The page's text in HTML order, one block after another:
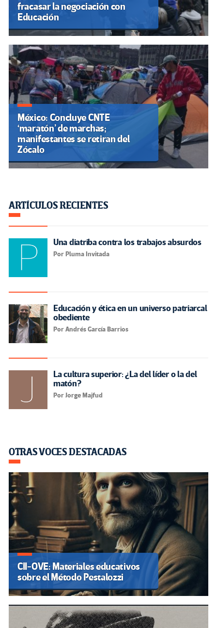
fracasar la negociación con
Educación
México: Concluye CNTE
‘maratón’ de marchas;
manifestantes se retiran del
Zócalo
ARTÍCULOS RECIENTES
Una diatriba contra los trabajos absurdos
Por Pluma Invitada
Educación y ética en un universo patriarcal
obediente
Por Andrés García Barrios
La cultura superior: ¿La del líder o la del
matón?
Por Jorge Majfud
OTRAS VOCES DESTACADAS
CII-OVE: Materiales educativos
sobre el Método Pestalozzi